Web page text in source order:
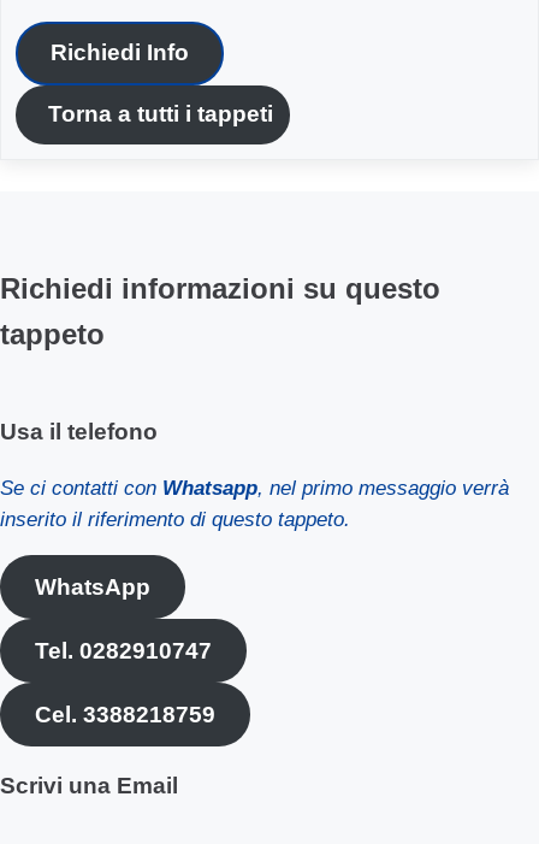
Richiedi Info
Torna a tutti i tappeti
Richiedi informazioni su questo
tappeto
Usa il telefono
Se ci contatti con Whatsapp, nel primo messaggio verrà
inserito il riferimento di questo tappeto.
WhatsApp
Tel. 0282910747
Cel. 3388218759
Scrivi una Email